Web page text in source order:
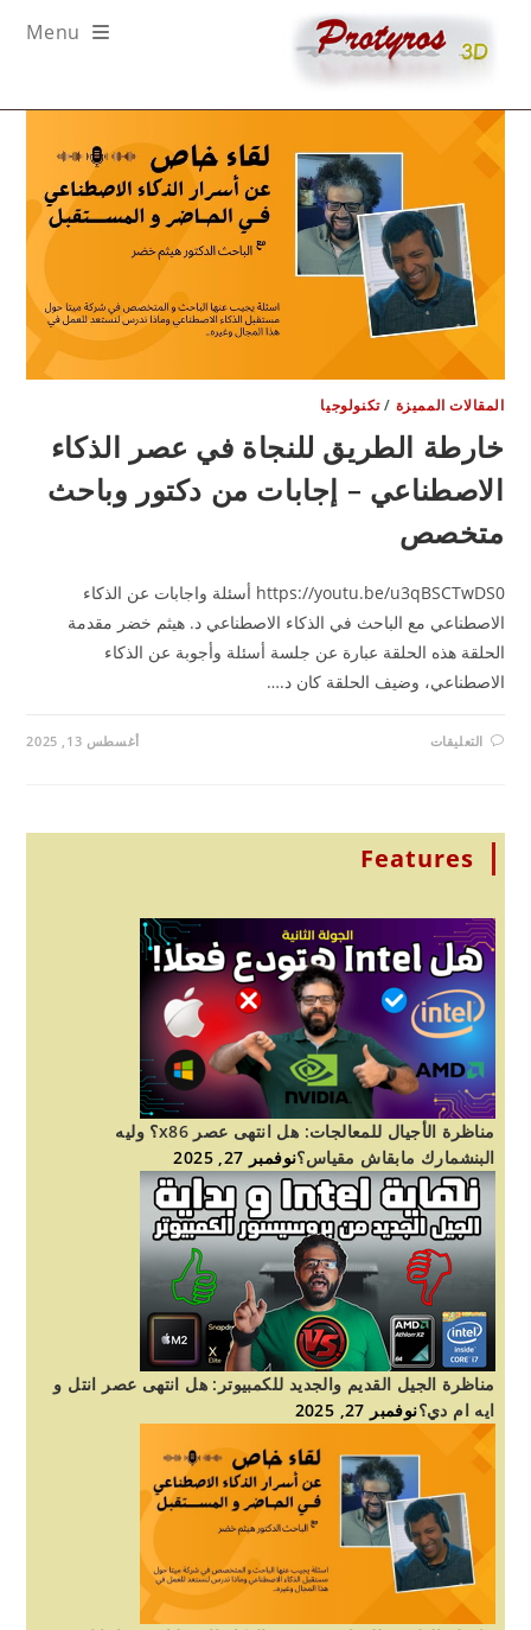
Menu
المميزة/تكنولوجيا
الطريق للنجاة في عصر الذكاء
– إجابات من دكتور وباحث
https://youtu.be/u3qBSCTwDS0 أسئلة واجابات عن الذكاء
مع الباحث في الذكاء الاصطناعي د. هيثم خضر مقدمة
هذه الحلقة عبارة عن جلسة أسئلة وأجوبة عن الذكاء
وضيف الحلقة كان د.…
التعليقاتعلى
خارطة
الذكاء
الاصطناعي
–
وباحث
متخصص
مغلقة
أغسطس 13, 2025
Features
مناظرة الأجيال للمعالجات: هل انتهى عصر x86؟ وليه
البنشمارك مابقاش مقياس؟نوفمبر 27, 2025
مناظرة الجيل القديم والجديد للكمبيوتر: هل انتهى عصر انتل و
ايه ام دي؟ نوفمبر 27, 2025